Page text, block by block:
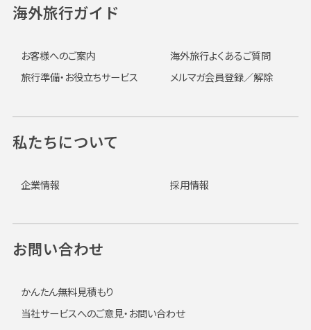
海外旅行ガイド
お客様へのご案内
海外旅行よくあるご質問
旅行準備・お役立ちサービス
メルマガ会員登録／解除
私たちについて
企業情報 採用情報
お問い合わせ
かんたん無料見積もり
当社サービスへのご意見・お問い合わせ